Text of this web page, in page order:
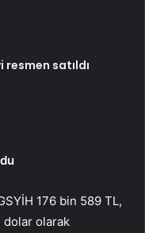
satıldı
176 bin 589 TL,
dolar olarak